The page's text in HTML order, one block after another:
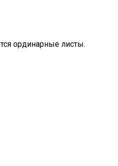
ординарные листы.